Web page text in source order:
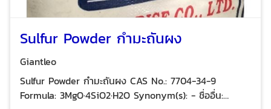
Sulfur Powder กำมะถันผง
Giantleo
Sulfur Powder กำมะถันผง CAS No.: 7704-34-9
Formula: 3MgO·4SiO2·H2O Synonym(s): - ชื่ออื่น: